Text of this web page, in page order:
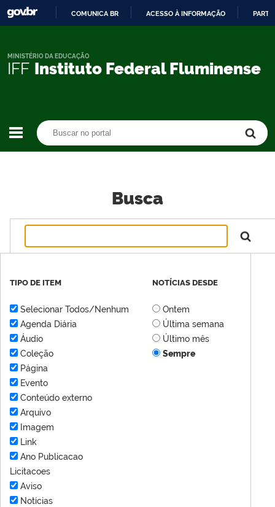
CONTEÚDO
COMUNICA BR ACESSO À INFORMAÇÃO
IFF Instituto Federal Fluminense
MINISTÉRIO DA EDUCAÇÃO
Busca
TIPO DE ITEM
Selecionar Todos/Nenhum
Agenda Diária
Áudio
Coleção
Página
Evento
Conteúdo externo
Arquivo
Imagem
Link
Ano Publicacao
Licitacoes
Aviso
Notícias
NOTÍCIAS DESDE
Ontem
Última semana
Último mês
Sempre